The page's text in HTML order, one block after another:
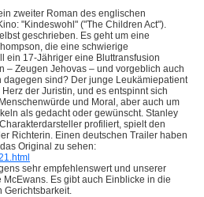
zweiter Roman des englischen
"Kindeswohl" ("The Children Act").
geschrieben. Es geht um eine
die eine schwierige
ein 17-Jähriger eine Bluttransfusion
– Zeugen Jehovas – und vorgeblich auch
sind? Der junge Leukämiepatient
der Juristin, und es entspinnt sich
und Moral, aber auch um
als gedacht oder gewünscht. Stanley
profiliert, spielt den
Richterin. Einen deutschen Trailer haben
Original zu sehen:
sehr empfehlenswert und unserer
Es gibt auch Einblicke in die
Gerichtsbarkeit.